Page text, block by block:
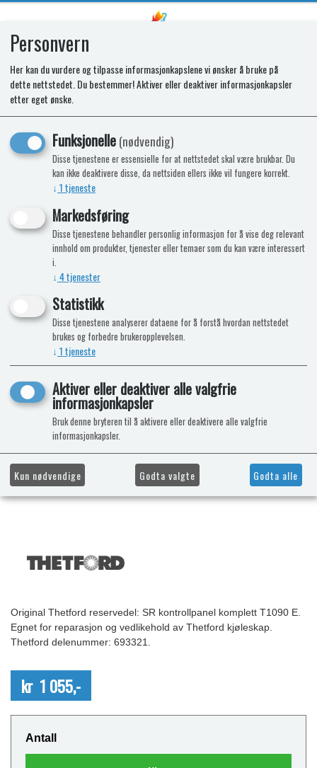
SR CONTROL PANEL ASSY T1090E
Original Thetford reservedel: SR kontrollpanel komplett T1090 E.
Egnet for reparasjon og vedlikehold av Thetford kjøleskap.
Thetford delenummer: 693321.
kr 1 055,-
Antall
Personvern
Her kan du vurdere og tilpasse informasjonkapslene vi ønsker å bruke på
dette nettstedet. Du bestemmer! Aktiver eller deaktiver informasjonkapsler
etter eget ønske.
Funksjonelle(nødvendig)
Disse tjenestene er essensielle for at nettstedet skal være brukbar. Du
kan ikke deaktivere disse, da nettsiden ellers ikke vil fungere korrekt.
↓ 1tjeneste
Markedsføring
Disse tjenestene behandler personlig informasjon for å vise deg relevant
innhold om produkter, tjenester eller temaer som du kan være interessert
i.
↓ 4tjenester
Statistikk
Disse tjenestene analyserer dataene for å forstå hvordan nettstedet
brukes og forbedre brukeropplevelsen.
↓ 1tjeneste
Aktiver eller deaktiver alle valgfrie
informasjonkapsler
Bruk denne bryteren til å aktivere eller deaktivere alle valgfrie
informasjonkapsler.
Kun nødvendige Godta valgte Godta alle